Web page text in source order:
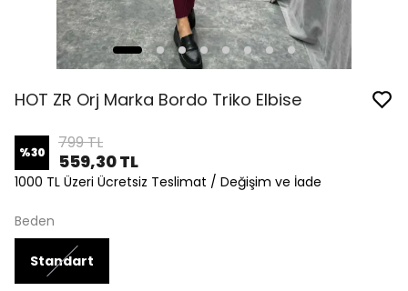
HOT ZR Orj Marka Bordo Triko Elbise
%30 799 TL
559,30 TL
1000 TL Üzeri Ücretsiz Teslimat / Değişim ve İade
Beden
Standart